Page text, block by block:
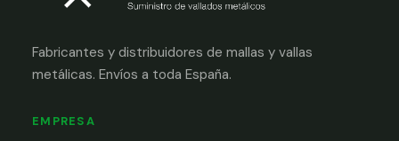
Fabricantes y distribuidores de mallas y vallas
metálicas. Envíos a toda España.
EMPRESA